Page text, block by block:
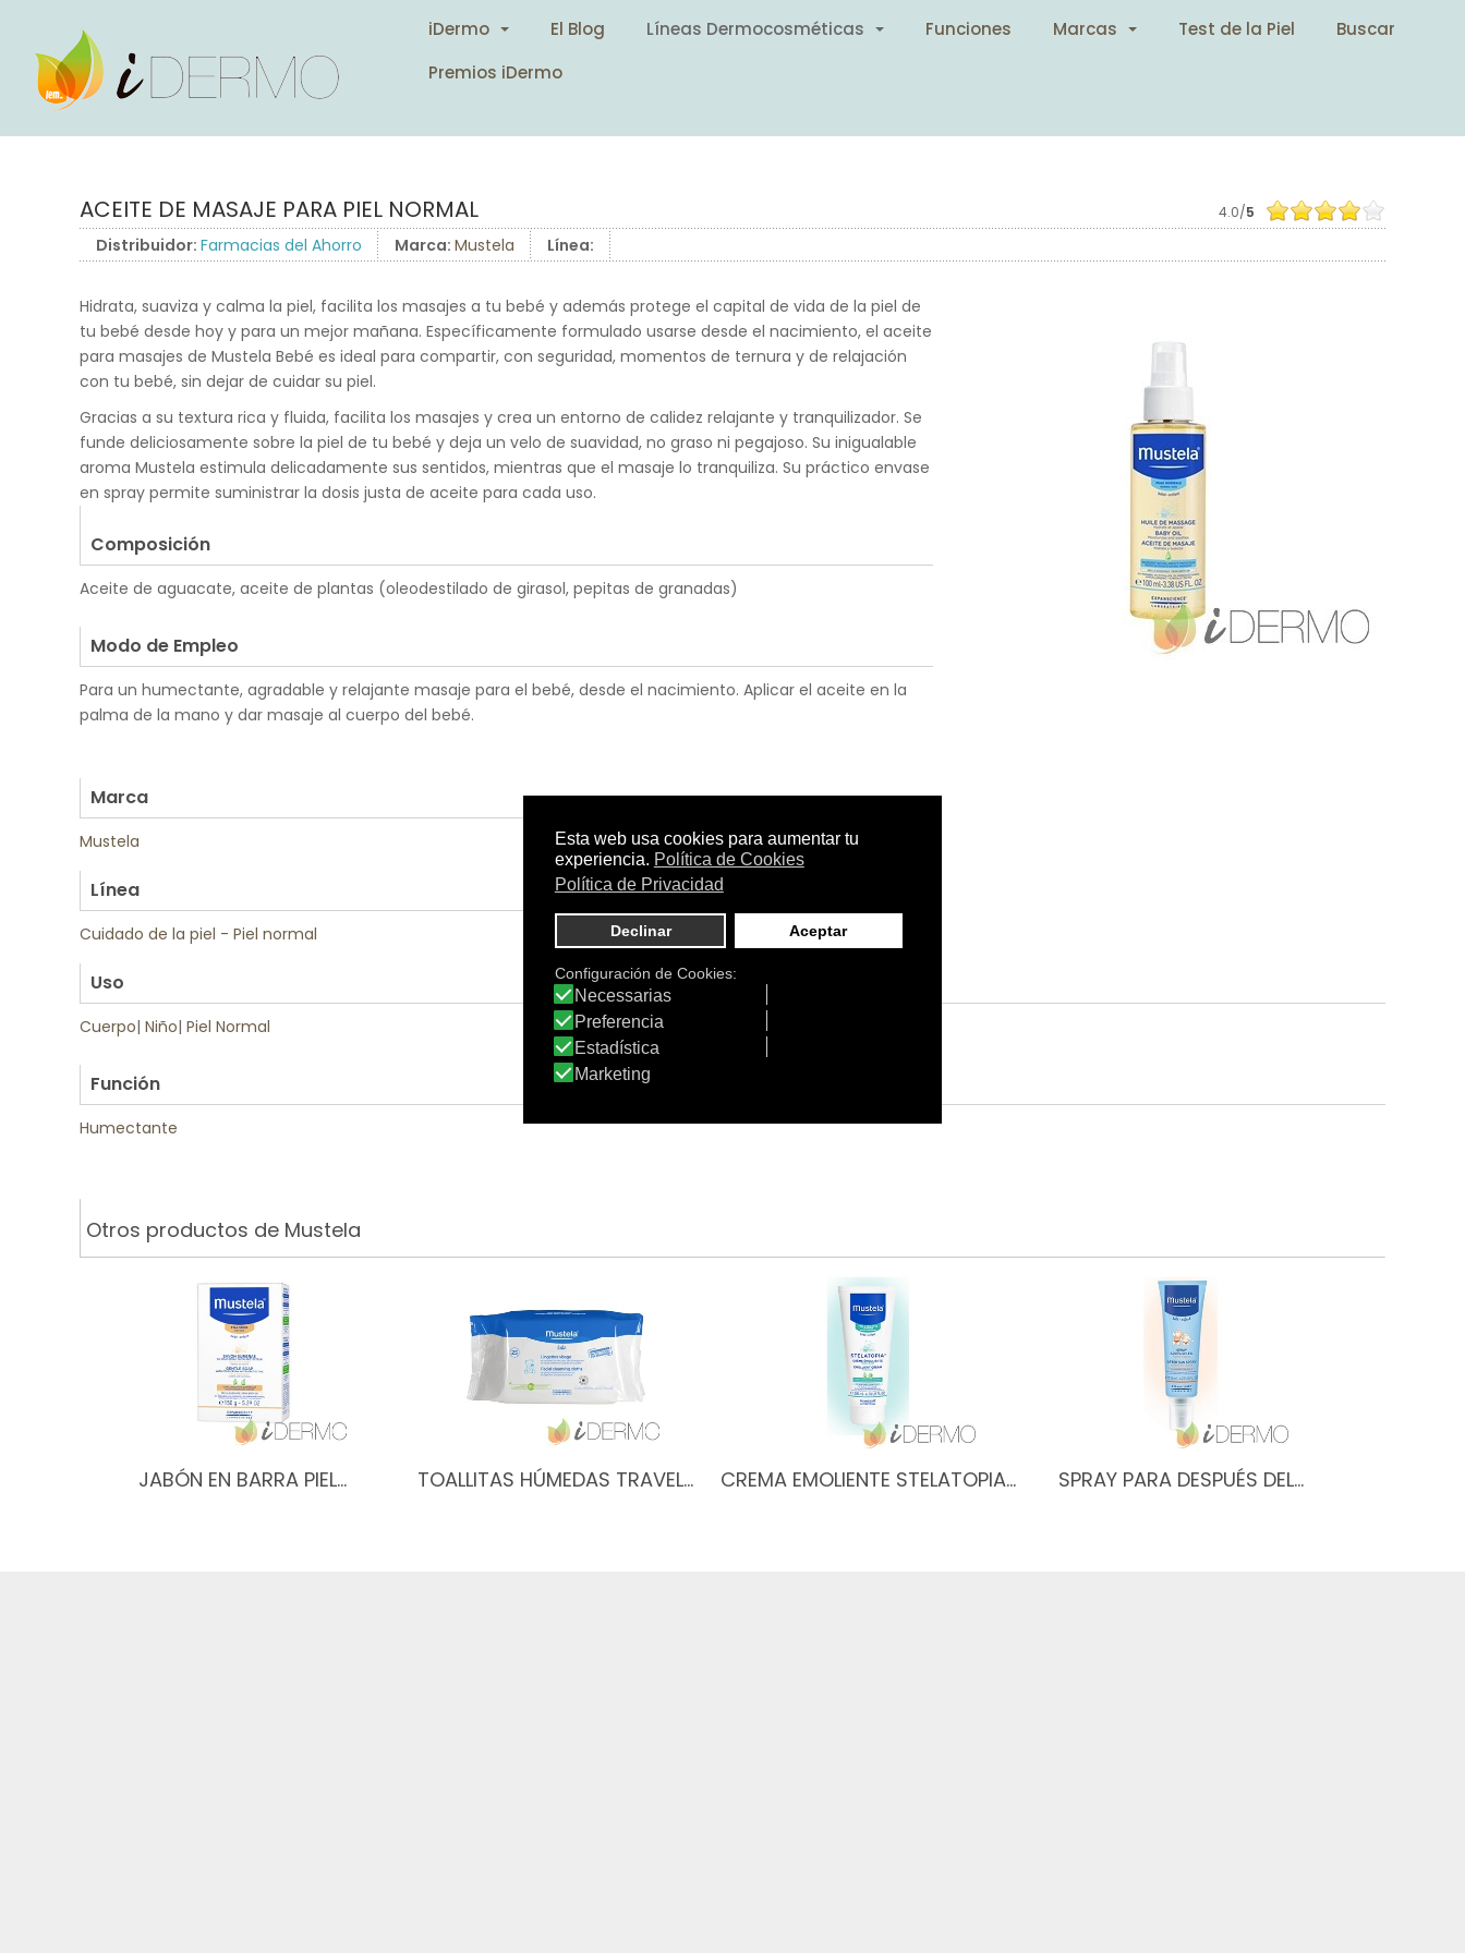
iDermo El Blog Líneas Dermocosméticas Funciones Marcas Test de la Piel
Buscar
Premios iDermo
ACEITE DE MASAJE PARA PIEL NORMAL 4.0/5
Distribuidor: Farmacias del Ahorro Marca: Mustela Línea:
Hidrata, suaviza y calma la piel, facilita los masajes a tu bebé y además protege el capital de vida de la piel de
tu bebé desde hoy y para un mejor mañana. Específicamente formulado usarse desde el nacimiento, el aceite
para masajes de Mustela Bebé es ideal para compartir, con seguridad, momentos de ternura y de relajación
con tu bebé, sin dejar de cuidar su piel.
Gracias a su textura rica y fluida, facilita los masajes y crea un entorno de calidez relajante y tranquilizador. Se
funde deliciosamente sobre la piel de tu bebé y deja un velo de suavidad, no graso ni pegajoso. Su inigualable
aroma Mustela estimula delicadamente sus sentidos, mientras que el masaje lo tranquiliza. Su práctico envase
en spray permite suministrar la dosis justa de aceite para cada uso.
Composición
Aceite de aguacate, aceite de plantas (oleodestilado de girasol, pepitas de granadas)
Modo de Empleo
Para un humectante, agradable y relajante masaje para el bebé, desde el nacimiento. Aplicar el aceite en la
palma de la mano y dar masaje al cuerpo del bebé.
Marca
Mustela
Línea
Cuidado de la piel - Piel normal
Uso
Cuerpo| Niño| Piel Normal
Función
Humectante
Otros productos de Mustela
JABÓN EN BARRA PIEL… TOALLITAS HÚMEDAS TRAVEL… CREMA EMOLIENTE STELATOPIA… SPRAY PARA DESPUÉS DEL…